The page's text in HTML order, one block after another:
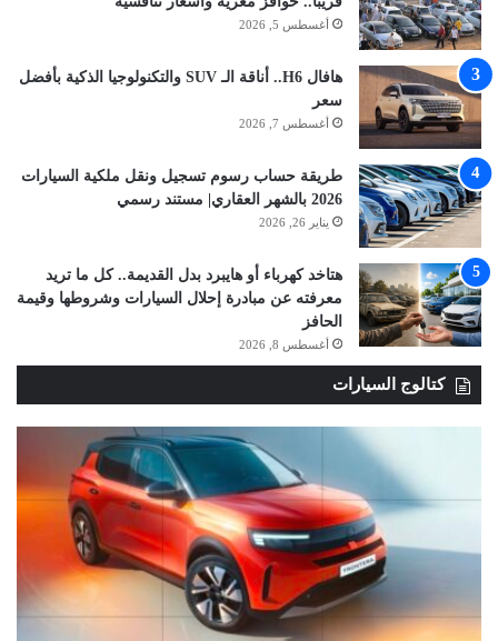
أغسطس 5, 2026
هافال H6.. أناقة الـ SUV والتكنولوجيا الذكية بأفضل
سعر
أغسطس 7, 2026
طريقة حساب رسوم تسجيل ونقل ملكية السيارات
2026 بالشهر العقاري| مستند رسمي
يناير 26, 2026
هتاخد كهرباء أو هايبرد بدل القديمة.. كل ما تريد
معرفته عن مبادرة إحلال السيارات وشروطها وقيمة
الحافز
أغسطس 8, 2026
كتالوج السيارات